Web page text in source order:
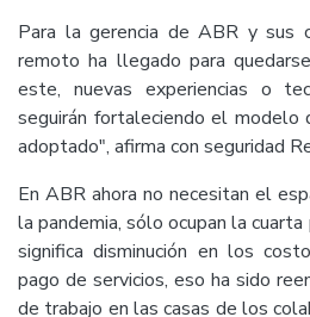
Para la gerencia de ABR y sus
remoto ha llegado para
este, nuevas experiencias o
seguirán fortaleciendo el modelo
adoptado", afirma con seguridad
En ABR ahora no necesitan el
la pandemia, sólo ocupan la
significa disminución en los
pago de servicios, eso ha sido
de trabajo en las casas de los